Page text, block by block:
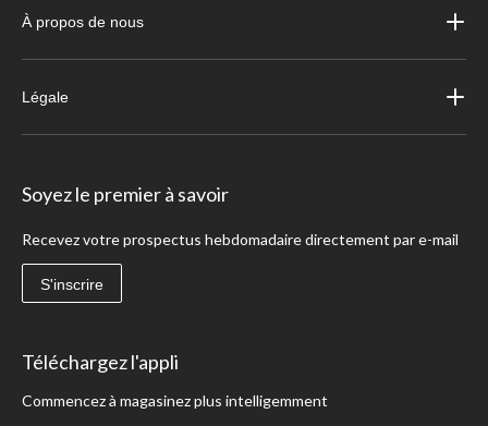
À propos de nous
Légale
Soyez le premier à savoir
Recevez votre prospectus hebdomadaire directement par e-mail
S'inscrire
Téléchargez l'appli
Commencez à magasinez plus intelligemment